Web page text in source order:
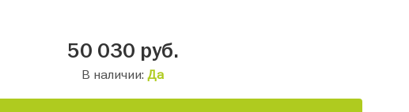
50 030 руб.
В наличии: Да